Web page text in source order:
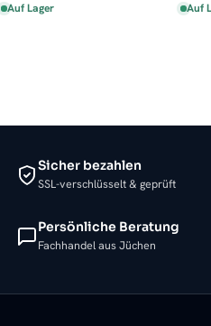
Auf Lager Auf
Sicher bezahlen
SSL-verschlüsselt & geprüft
Persönliche Beratung
Fachhandel aus Jüchen